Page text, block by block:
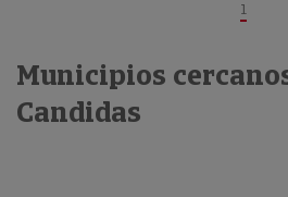
1
Municipios
Candidas